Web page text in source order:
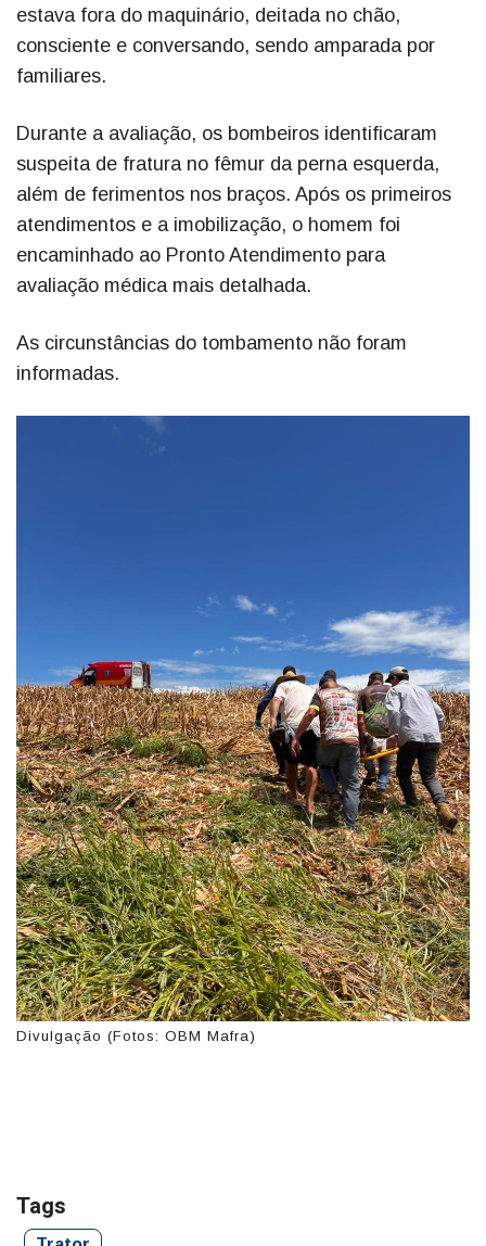
estava fora do maquinário, deitada no chão,
consciente e conversando, sendo amparada por
familiares.
Durante a avaliação, os bombeiros identificaram
suspeita de fratura no fêmur da perna esquerda,
além de ferimentos nos braços. Após os primeiros
atendimentos e a imobilização, o homem foi
encaminhado ao Pronto Atendimento para
avaliação médica mais detalhada.
As circunstâncias do tombamento não foram
informadas.
Divulgação (Fotos: OBM Mafra)
Tags